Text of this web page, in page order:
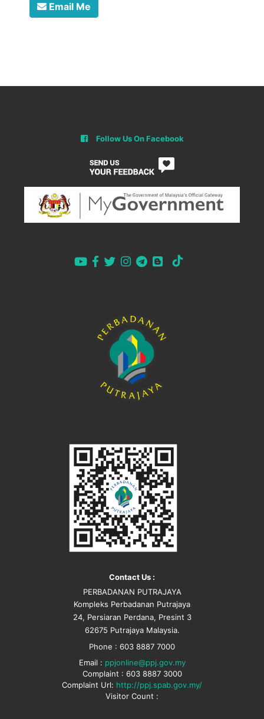
Email Me
Follow Us On Facebook
Contact Us :
PERBADANAN PUTRAJAYA
Kompleks Perbadanan Putrajaya
24, Persiaran Perdana, Presint 3
62675 Putrajaya Malaysia.
Phone : 603 8887 7000
Email : ppjonline@ppj.gov.my
Complaint : 603 8887 3000
Complaint Url: http://ppj.spab.gov.my/
Visitor Count :